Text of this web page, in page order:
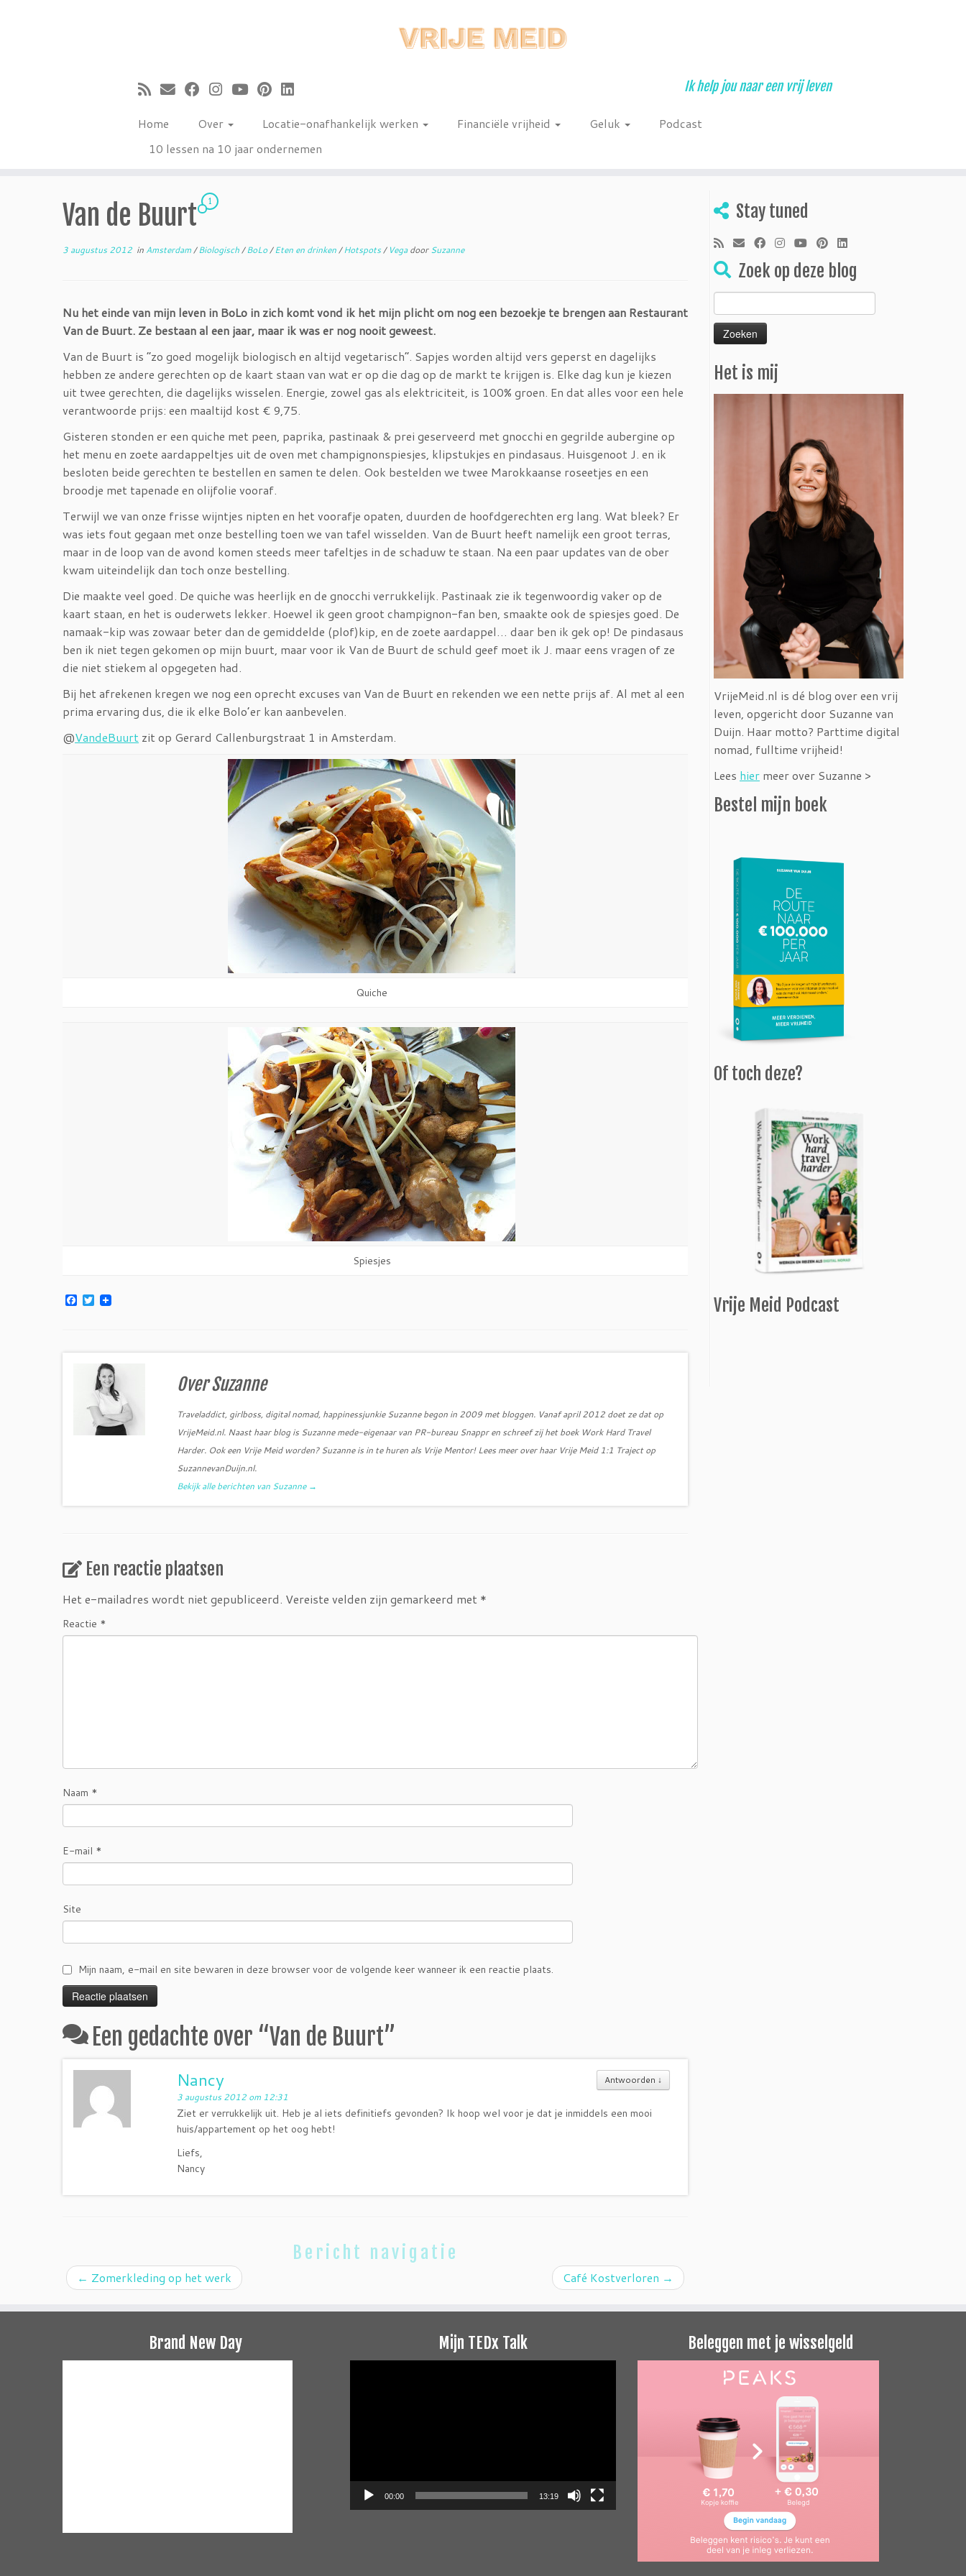
Ik help jou naar een vrij leven
Home Over Locatie-onafhankelijk werken Financiële vrijheid Geluk
Podcast
10 lessen na 10 jaar ondernemen
Van de Buurt 1
3 augustus 2012 in Amsterdam/Biologisch/BoLo/Eten en drinken/Hotspots/ VegadoorSuzanne
Nu het einde van mijn leven in BoLo in zich komt vond ik het mijn plicht om nog een bezoekje te brengen aan Restaurant
Van de Buurt. Ze bestaan al een jaar, maar ik was er nog nooit geweest.
Van de Buurt is “zo goed mogelijk biologisch en altijd vegetarisch”. Sapjes worden altijd vers geperst en dagelijks
hebben ze andere gerechten op de kaart staan van wat er op die dag op de markt te krijgen is. Elke dag kun je kiezen
uit twee gerechten, die dagelijks wisselen. Energie, zowel gas als elektriciteit, is 100% groen. En dat alles voor een hele
verantwoorde prijs: een maaltijd kost € 9,75.
Gisteren stonden er een quiche met peen, paprika, pastinaak & prei geserveerd met gnocchi en gegrilde aubergine op
het menu en zoete aardappeltjes uit de oven met champignonspiesjes, klipstukjes en pindasaus. Huisgenoot J. en ik
besloten beide gerechten te bestellen en samen te delen. Ook bestelden we twee Marokkaanse roseetjes en een
broodje met tapenade en olijfolie vooraf.
Terwijl we van onze frisse wijntjes nipten en het voorafje opaten, duurden de hoofdgerechten erg lang. Wat bleek? Er
was iets fout gegaan met onze bestelling toen we van tafel wisselden. Van de Buurt heeft namelijk een groot terras,
maar in de loop van de avond komen steeds meer tafeltjes in de schaduw te staan. Na een paar updates van de ober
kwam uiteindelijk dan toch onze bestelling.
Die maakte veel goed. De quiche was heerlijk en de gnocchi verrukkelijk. Pastinaak zie ik tegenwoordig vaker op de
kaart staan, en het is ouderwets lekker. Hoewel ik geen groot champignon-fan ben, smaakte ook de spiesjes goed. De
namaak-kip was zowaar beter dan de gemiddelde (plof)kip, en de zoete aardappel… daar ben ik gek op! De pindasaus
ben ik niet tegen gekomen op mijn buurt, maar voor ik Van de Buurt de schuld geef moet ik J. maar eens vragen of ze
die niet stiekem al opgegeten had.
Bij het afrekenen kregen we nog een oprecht excuses van Van de Buurt en rekenden we een nette prijs af. Al met al een
prima ervaring dus, die ik elke Bolo’er kan aanbevelen.
@VandeBuurt zit op Gerard Callenburgstraat 1 in Amsterdam.
Quiche
Spiesjes
F
o
T
w
e
r
Over Suzanne
Traveladdict, girlboss, digital nomad, happinessjunkie Suzanne begon in 2009 met bloggen. Vanaf april 2012 doet ze dat op
VrijeMeid.nl. Naast haar blog is Suzanne mede-eigenaar van PR-bureau Snappr en schreef zij het boek Work Hard Travel
Harder. Ook een Vrije Meid worden? Suzanne is in te huren als Vrije Mentor! Lees meer over haar Vrije Meid 1:1 Traject op
SuzannevanDuijn.nl.
Bekijk alle berichten van Suzanne →
Een reactie plaatsen
Het e-mailadres wordt niet gepubliceerd. Vereiste velden zijn gemarkeerd met *
Reactie *
Naam *
E-mail *
Site
Mijn naam, e-mail en site bewaren in deze browser voor de volgende keer wanneer ik een reactie plaats.
Een gedachte over “Van de Buurt”
Antwoorden ↓
Nancy
3 augustus 2012 om 12:31
Ziet er verrukkelijk uit. Heb je al iets definitiefs gevonden? Ik hoop wel voor je dat je inmiddels een mooi
huis/appartement op het oog hebt!
Liefs,
Nancy
Bericht navigatie
← Zomerkleding op het werk Café Kostverloren →
Stay tuned
Zoek op deze blog
Zoeken
naar:
Het is mij
VrijeMeid.nl is dé blog over een vrij
leven, opgericht door Suzanne van
Duijn. Haar motto? Parttime digital
nomad, fulltime vrijheid!
Lees hier meer over Suzanne >
Bestel mijn boek
Of toch deze?
Vrije Meid Podcast
Brand New Day Mijn TEDx Talk
00:00 13:19
Beleggen met je wisselgeld